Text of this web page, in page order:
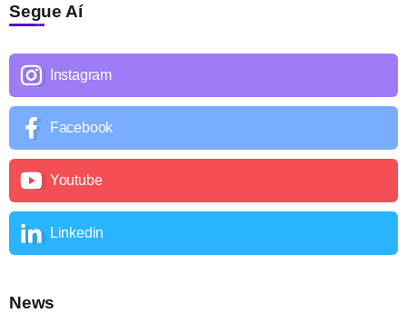
Segue Aí
Instagram
Facebook
Youtube
Linkedin
News